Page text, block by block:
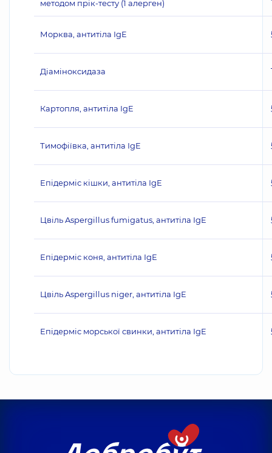
методом прік-тесту (1 алерген)
Морква, антитіла IgE
Діаміноксидаза
Картопля, антитіла IgE
Тимофіївка, антитіла IgE
Епідерміс кішки, антитіла IgE
Цвіль Aspergillus fumigatus, антитіла IgE
Епідерміс коня, антитіла IgE
Цвіль Aspergillus niger, антитіла IgE
Епідерміс морської свинки, антитіла IgE